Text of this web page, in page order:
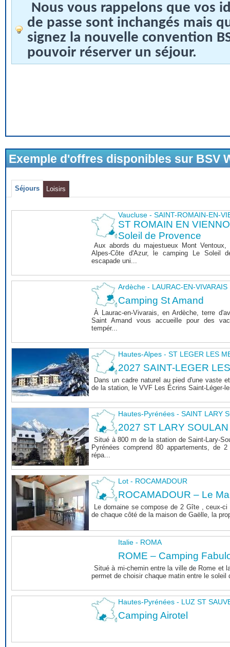
Nous vous rappelons que vos
de passe sont inchangés mais
signez la nouvelle convention
pouvoir réserver un séjour.
Exemple d'offres disponibles sur BSV
Séjours Loisirs
Vaucluse - SAINT-ROMAIN-EN-
ST ROMAIN EN
Soleil de Provence
Aux abords du majestueux Mont
Alpes-Côte d'Azur, le camping Le Soleil
escapade uni...
Ardèche - LAURAC-EN-VIVARAIS
Camping St Amand
À Laurac-en-Vivarais, en Ardèche, terre
Saint Amand vous accueille pour des
tempér...
Hautes-Alpes - ST LEGER LES
2027 SAINT-LEGER
Dans un cadre naturel au pied d'une vaste
de la station, le VVF Les Écrins Saint-Léger-
Hautes-Pyrénées - SAINT LARY
2027 ST LARY SOULAN
Situé à 800 m de la station de Saint-Lary-
Pyrénées comprend 80 appartements, de
répa...
Lot - ROCAMADOUR
ROCAMADOUR – Le
Le domaine se compose de 2 Gîte , ceux-
de chaque côté de la maison de Gaëlle, la
Italie - ROMA
ROME – Camping
Situé à mi-chemin entre la ville de Rome et
permet de choisir chaque matin entre le soleil
Hautes-Pyrénées - LUZ ST
Camping Airotel